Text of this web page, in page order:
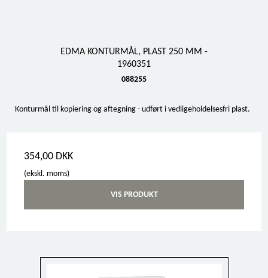
EDMA KONTURMÅL, PLAST 250 MM -
1960351
088255
Konturmål til kopiering og aftegning - udført i vedligeholdelsesfri plast.
354,00 DKK
(ekskl. moms)
VIS PRODUKT